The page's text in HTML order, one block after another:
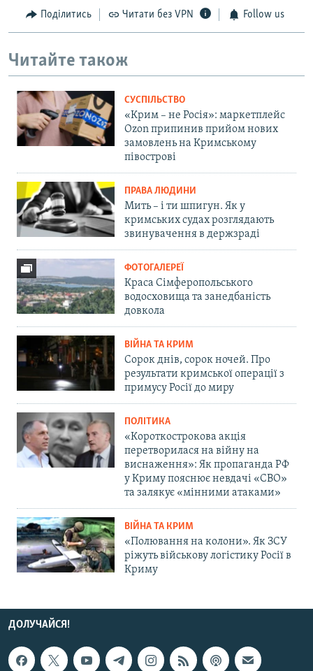
Поділитись Читати без VPN Follow us
Читайте також
СУСПІЛЬСТВО
«Крим – не Росія»: маркетплейс
Ozon припинив прийом нових
замовлень на Кримському
півострові
ПРАВА ЛЮДИНИ
Мить – і ти шпигун. Як у
кримських судах розглядають
звинувачення в держзраді
ФОТОГАЛЕРЕЇ
Краса Сімферопольського
водосховища та занедбаність
довкола
ВІЙНА ТА КРИМ
Сорок днів, сорок ночей. Про
результати кримської операції з
примусу Росії до миру
ПОЛІТИКА
«Короткострокова акція
перетворилася на війну на
виснаження»: Як пропаганда РФ
у Криму пояснює невдачі «СВО»
та залякує «мінними атаками»
ВІЙНА ТА КРИМ
«Полювання на колони». Як ЗСУ
ріжуть військову логістику Росії в
Криму
ДОЛУЧАЙСЯ!